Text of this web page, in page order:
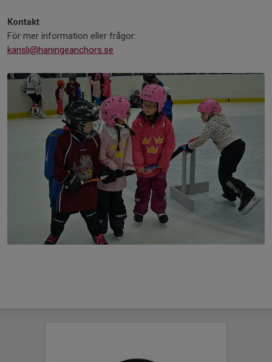
Kontakt
För mer information eller frågor:
kansli@haningeanchors.se